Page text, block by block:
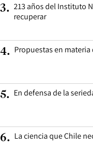
3. 213 años del Instituto
recuperar
4. Propuestas en materia
5. En defensa de la
6. La ciencia que Chile